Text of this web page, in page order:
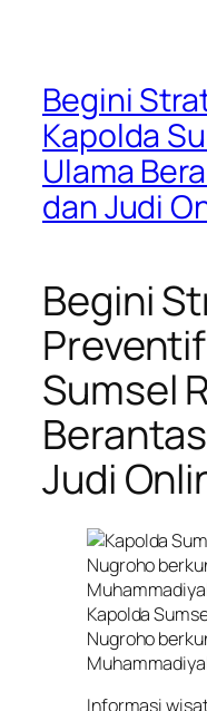
Begini
Kapolda
Ulama
dan Judi
Begini
Sumsel
Judi
Kapolda
Nugroho
Informasi